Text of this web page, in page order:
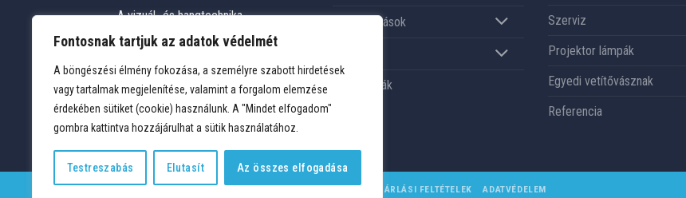
Fontosnak tartjuk az adatok védelmét
A böngészési élmény fokozása, a személyre szabott hirdetések
vagy tartalmak megjelenítése, valamint a forgalom elemzése
érdekében sütiket (cookie) használunk. A "Mindet elfogadom"
gombra kattintva hozzájárulhat a sütik használatához.
Testreszabás Elutasít Az összes elfogadása
A vizuál- és hangtechnika
magyarországi szakértője.RÓLUNK
Szolgáltatások
Referenciák
Szerviz
Projektor lámpák
Egyedi vetítővásznak
Referencia
VÁSÁRLÁSI FELTÉTELEK ADATVÉDELEM